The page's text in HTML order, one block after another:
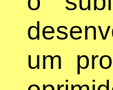
um